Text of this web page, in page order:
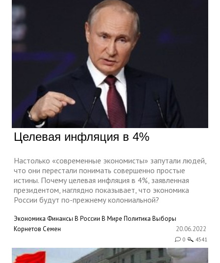
Целевая инфляция в 4%
Настолько «современные экономисты» запутали людей,
что они перестали понимать совершенно простые
истины. Почему целевая инфляция в 4%, заявленная
президентом, наглядно показывает, что экономика
России будут по-прежнему колониальной?
Экономика Финансы В России В Мире Политика Выборы
Корнетов Семен
20.06.2022
0 4541